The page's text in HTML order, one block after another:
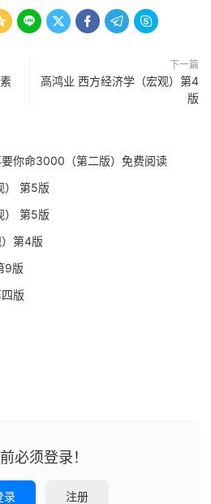
    
下一篇
高鸿业 西方经济学（宏观）第4
版
你命3000（第二版）免费阅读
） 第5版
） 第5版
第4版
9版
版
必须登录！
录 注册